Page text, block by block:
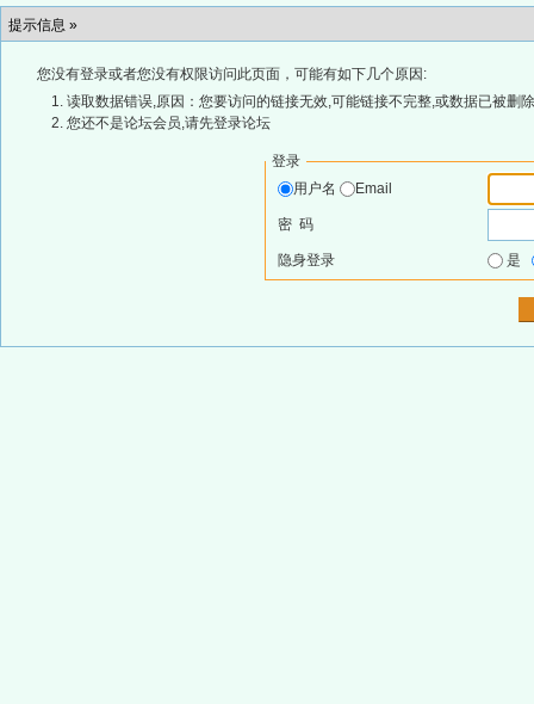
提示信息 »
您没有登录或者您没有权限访问此页面，可能有如下几个原因:
读取数据错误,原因：您要访问的链接无效,可能链接不完整,或数据已被删
您还不是论坛会员,请先登录论坛
登录
用户名
Email
密 码
隐身登录 是